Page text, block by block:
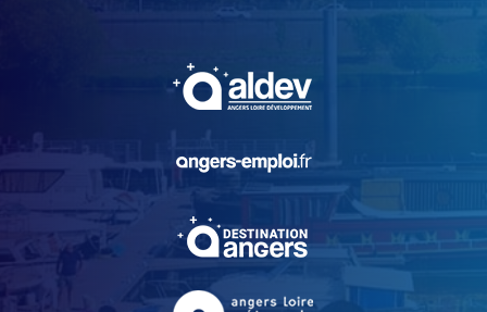
, Ouvre une nouvelle
, Ouvre une nouvelle